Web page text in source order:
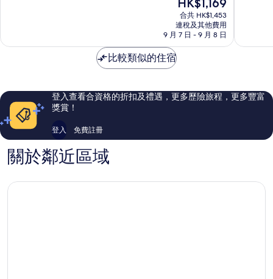
完
評
價
篇
評
售
HK$1,169
HK$1,169
合共 HK$1,453
連稅及其他費用
9 月 7 日 - 9 月 8 日
完
評
價
比較類似的住宿
登入查看合資格的折扣及禮遇，更多歷險旅程，更多豐富
獎賞！
登入 免費註冊
關於鄰近區域